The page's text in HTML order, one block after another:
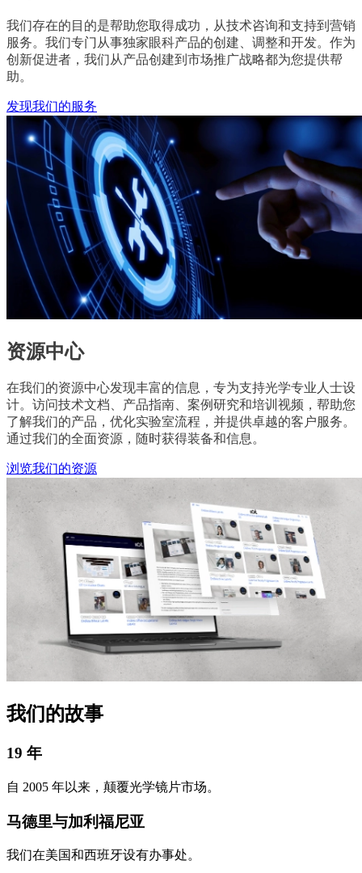
我们存在的目的是帮助您取得成功，从技术咨询和支持到营销
服务。我们专门从事独家眼科产品的创建、调整和开发。作为
创新促进者，我们从产品创建到市场推广战略都为您提供帮
助。
发现我们的服务
资源中心
在我们的资源中心发现丰富的信息，专为支持光学专业人士设
计。访问技术文档、产品指南、案例研究和培训视频，帮助您
了解我们的产品，优化实验室流程，并提供卓越的客户服务。
通过我们的全面资源，随时获得装备和信息。
浏览我们的资源
我们的故事
19 年
自 2005 年以来，颠覆光学镜片市场。
马德里与加利福尼亚
我们在美国和西班牙设有办事处。